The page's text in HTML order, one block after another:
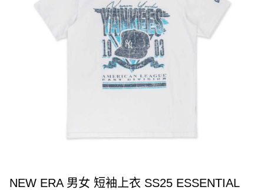
NEW ERA 男女 短袖上衣 SS25 ESSENTIAL